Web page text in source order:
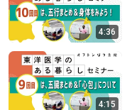
4:36
4:15